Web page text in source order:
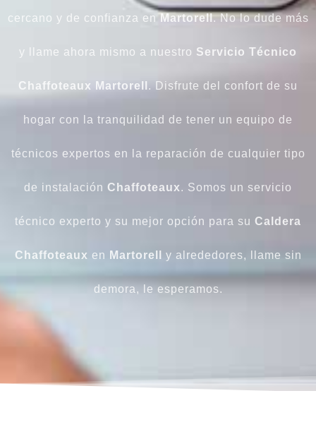
cercano y de confianza en Martorell. No lo dude más
y llame ahora mismo a nuestro Servicio Técnico
Chaffoteaux Martorell . Disfrute del confort de su
hogar con la tranquilidad de tener un equipo de
técnicos expertos en la reparación de cualquier tipo
de instalación Chaffoteaux. Somos un servicio
técnico experto y su mejor opción para su Caldera
Chaffoteaux en Martorell y alrededores, llame sin
demora, le esperamos.